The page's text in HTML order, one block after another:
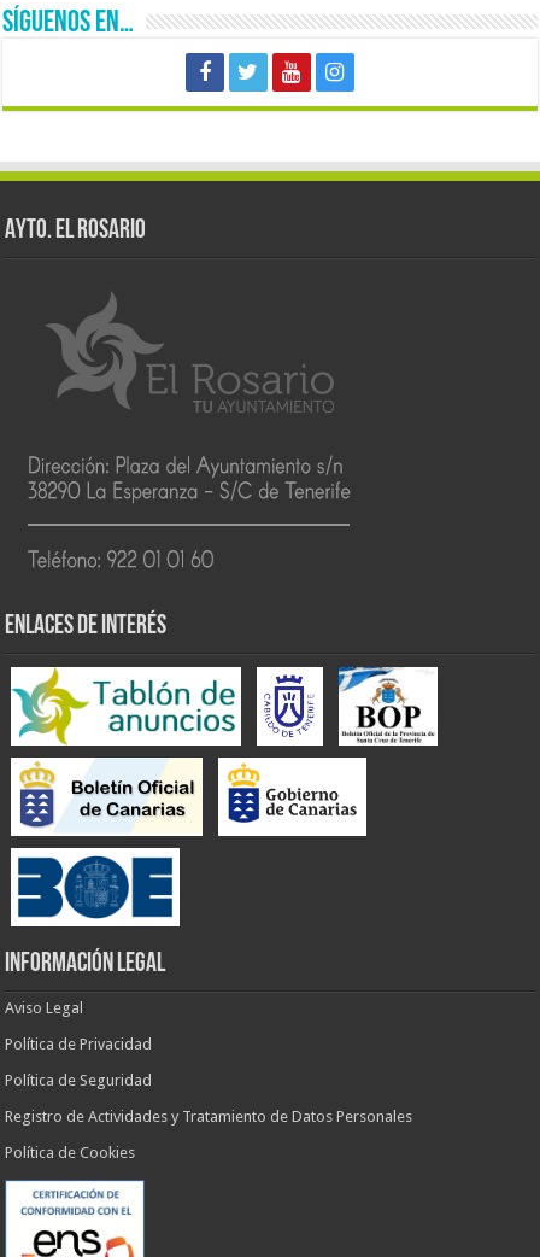
SÍGUENOS EN…
AYTO. EL ROSARIO
ENLACES DE INTERÉS
INFORMACIÓN LEGAL
Aviso Legal
Política de Privacidad
Política de Seguridad
Registro de Actividades y Tratamiento de Datos Personales
Política de Cookies